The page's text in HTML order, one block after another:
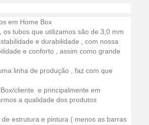
em Home Box
tubos que utilizamos são de 3,0 mm
e durabilidade , com nossa
e conforto , assim como grande
linha de produção , faz com que
cliente e principalmente em
a qualidade dos produtos
estrutura e pintura ( menos as barras